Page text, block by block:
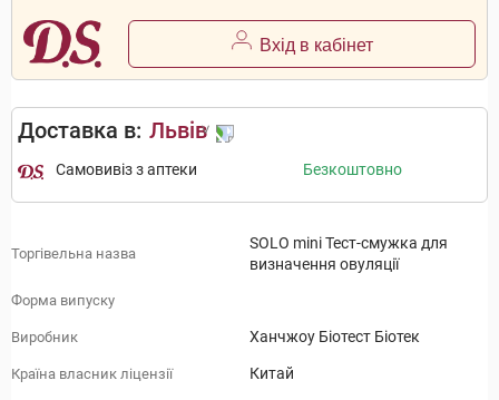
Вхід в кабінет
Доставка в: Львів
Самовивіз з аптеки Безкоштовно
Торгівельна назва
SOLO mini Тест-смужка для
визначення овуляції
Форма випуску
Виробник Ханчжоу Біотест Біотек
Країна власник ліцензії Китай